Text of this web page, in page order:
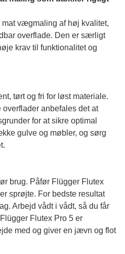
mat vægmaling af høj kvalitet,
overflade. Den er særligt
krav til funktionalitet og
tørt og fri for løst materiale.
anbefales det at
for at sikre optimal
gulve og møbler, og sørg
brug. Påfør Flügger Flutex
sprøjte. For bedste resultat
Arbejd vådt i vådt, så du får
Flutex Pro 5 er
med og giver en jævn og flot